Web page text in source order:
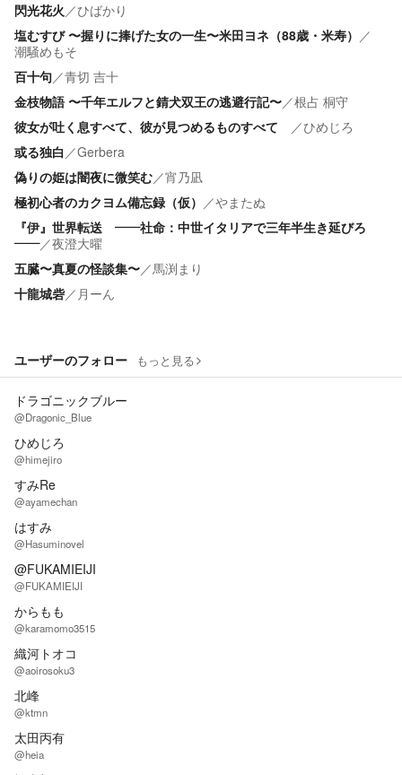
閃光花火／ひばかり
塩むすび 〜握りに捧げた女の一生〜米田ヨネ（88歳・米寿） ／
潮騒めもそ
百十句／青切 吉十
金枝物語 〜千年エルフと錆犬双王の逃避行記〜／根占 桐守
彼女が吐く息すべて、彼が見つめるものすべて ／ひめじろ
或る独白 ／Gerbera
偽りの姫は闇夜に微笑む／宵乃凪
極初心者のカクヨム備忘録（仮） ／やまたぬ
『伊』世界転送 ――社命：中世イタリアで三年半生き延びろ
――／夜澄大曜
五臓〜真夏の怪談集〜／馬渕まり
十龍城砦／ 月ーん
ユーザーのフォロー もっと見る
ドラゴニックブルー
@Dragonic_Blue
ひめじろ
@himejiro
すみRe
@ayamechan
はすみ
@Hasuminovel
@FUKAMIEIJI
@FUKAMIEIJI
からもも
@karamomo3515
織河トオコ
@aoirosoku3
北峰
@ktmn
太田丙有
@heia